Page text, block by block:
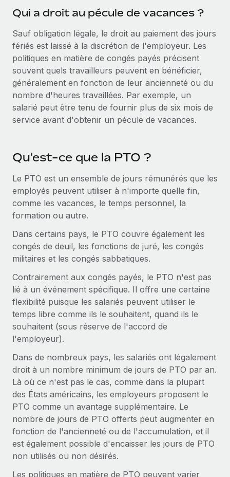
Qui a droit au pécule de vacances ?
Sauf obligation légale, le droit au paiement des jours
fériés est laissé à la discrétion de l'employeur. Les
politiques en matière de congés payés précisent
souvent quels travailleurs peuvent en bénéficier,
généralement en fonction de leur ancienneté ou du
nombre d'heures travaillées. Par exemple, un
salarié peut être tenu de fournir plus de six mois de
service avant d'obtenir un pécule de vacances.
Qu'est-ce que la PTO ?
Le PTO est un ensemble de jours rémunérés que les
employés peuvent utiliser à n'importe quelle fin,
comme les vacances, le temps personnel, la
formation ou autre.
Dans certains pays, le PTO couvre également les
congés de deuil, les fonctions de juré, les congés
militaires et les congés sabbatiques.
Contrairement aux congés payés, le PTO n'est pas
lié à un événement spécifique. Il offre une certaine
flexibilité puisque les salariés peuvent utiliser le
temps libre comme ils le souhaitent, quand ils le
souhaitent (sous réserve de l'accord de
l'employeur).
Dans de nombreux pays, les salariés ont légalement
droit à un nombre minimum de jours de PTO par an.
Là où ce n'est pas le cas, comme dans la plupart
des États américains, les employeurs proposent le
PTO comme un avantage supplémentaire. Le
nombre de jours de PTO offerts peut augmenter en
fonction de l'ancienneté ou de l'accumulation, et il
est également possible d'encaisser les jours de PTO
non utilisés ou non désirés.
Les politiques en matière de PTO peuvent varier